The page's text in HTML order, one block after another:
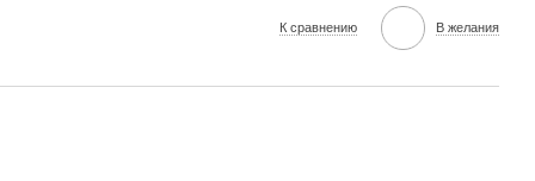
К сравнению В желания